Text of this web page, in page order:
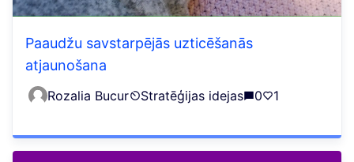
Paaudžu savstarpējās uzticēšanās
atjaunošana
Rozalia Bucur Stratēģijas idejas 0 1